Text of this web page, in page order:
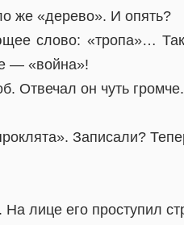
же «дерево». И опять?
слово: «тропа»…
— «война»!
Отвечал он чуть громче.
Записали?
лице его проступил